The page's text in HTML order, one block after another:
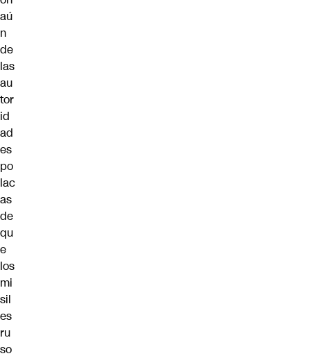
aú
n
de
las
au
tor
id
ad
es
po
lac
as
de
qu
e
los
mi
sil
es
ru
so